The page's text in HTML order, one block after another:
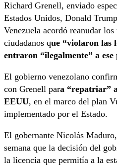
Richard Grenell, enviado
Estados Unidos, Donald
Venezuela acordó reanudar
ciudadanos que “violaron las
entraron “ilegalmente” a ese
El gobierno venezolano
con Grenell para “repatriar”
EEUU, en el marco del plan
implementado por el Estado.
El gobernante Nicolás
semana que la decisión del
la licencia que permitía a la